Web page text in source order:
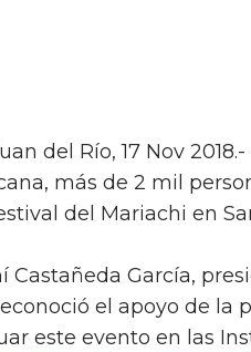
del Río, 17 Nov
más de 2 mil
del Mariachi en
Castañeda García,
el apoyo de
este evento en las